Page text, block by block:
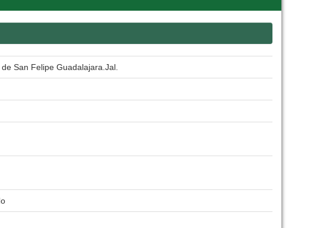
San Felipe Guadalajara.Jal.